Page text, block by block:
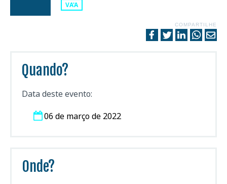
VA'A
COMPARTILHE
Quando?
Data deste evento:
06 de março de 2022
Onde?